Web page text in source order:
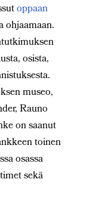
oppaan
ohjaamaan.
osista,
museo,
Rauno
on saanut
toinen
osassa
sekä